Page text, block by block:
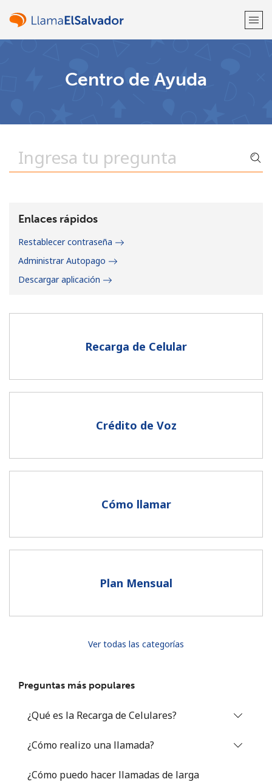
Un caracter especial
Al abrir una cuenta en este sitio web, estoy de acuerdo con
Centro de Ayuda
Recarga de Celular
Crédito de Voz
Cómo llamar
Plan Mensual
Ver todas las categorías
Preguntas más populares
¿Qué es la Recarga de Celulares?
¿Cómo realizo una llamada?
¿Cómo puedo hacer llamadas de larga
Enlaces rápidos
Restablecer contraseña
Administrar Autopago
Descargar aplicación